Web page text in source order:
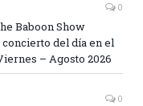
0
Baboon Show
del día en el
– Agosto 2026
0